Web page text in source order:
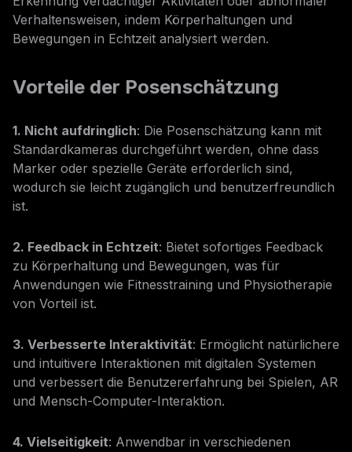
Verhaltensweisen, indem Körperhaltungen und
Bewegungen in Echtzeit analysiert werden.
Vorteile der Posenschätzung
1. Nicht aufdringlich: Die Posenschätzung kann mit
Standardkameras durchgeführt werden, ohne dass
Marker oder spezielle Geräte erforderlich sind,
wodurch sie leicht zugänglich und benutzerfreundlich
ist.
2. Feedback in Echtzeit: Bietet sofortiges Feedback
zu Körperhaltung und Bewegungen, was für
Anwendungen wie Fitnesstraining und Physiotherapie
von Vorteil ist.
3. Verbesserte Interaktivität: Ermöglicht natürlichere
und intuitivere Interaktionen mit digitalen Systemen
und verbessert die Benutzererfahrung bei Spielen, AR
und Mensch-Computer-Interaktion.
4. Vielseitigkeit: Anwendbar in verschiedenen